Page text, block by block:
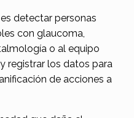
detectar personas
con glaucoma,
o al equipo
registrar los datos para
de acciones a